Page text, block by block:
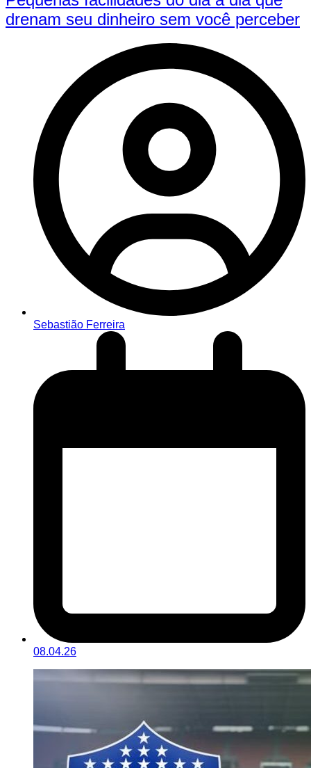
drenam seu dinheiro sem você perceber
Sebastião Ferreira
08.04.26